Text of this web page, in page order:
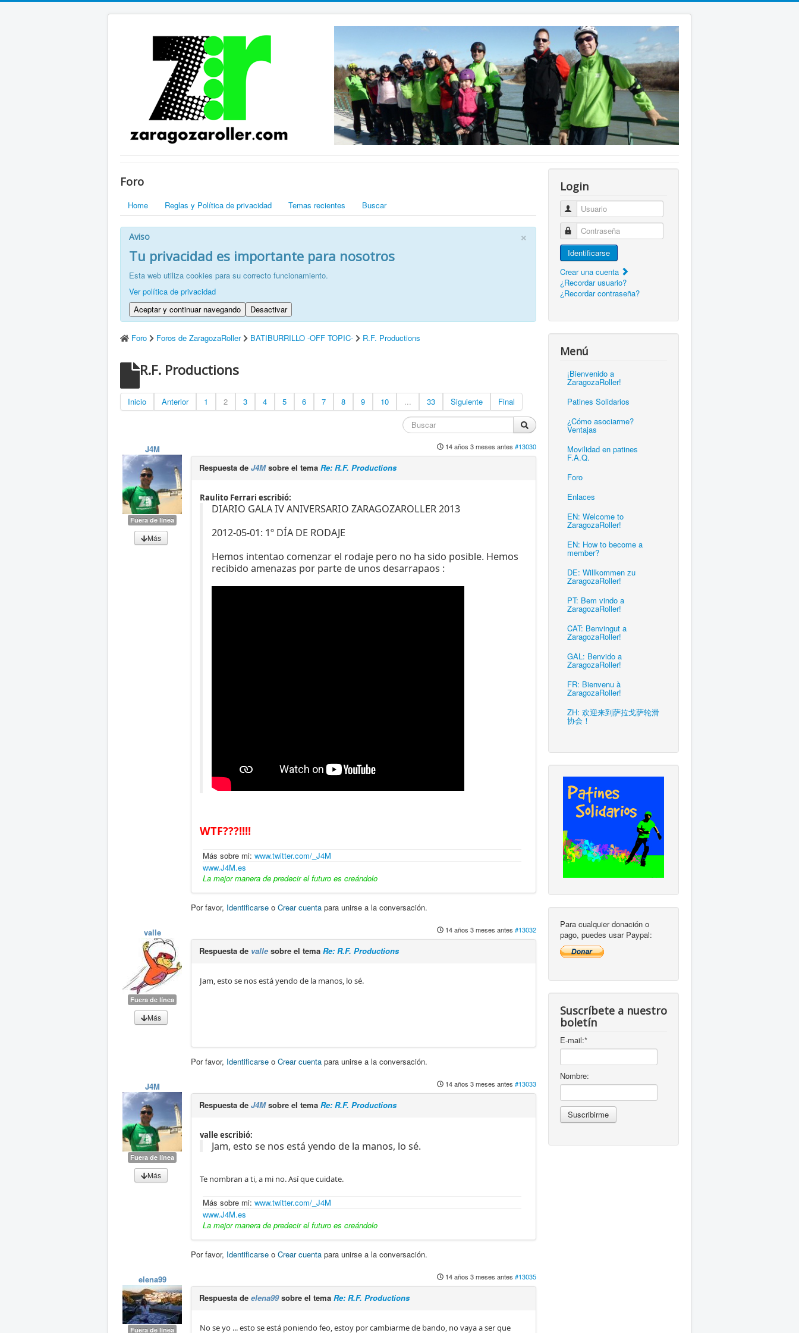
Foro
Home Reglas y Política de privacidad Temas recientes Buscar
×
Aviso
Tu privacidad es importante para nosotros
Esta web utiliza cookies para su correcto funcionamiento.
Ver política de privacidad
Aceptar y continuar navegando
Desactivar
Foro Foros de ZaragozaRoller BATIBURRILLO -OFF TOPIC- R.F. Productions
R.F. Productions
Inicio Anterior 1 2 3 4 5 6 7 8 9 10 ... 33 Siguiente Final
J4M
Fuera de línea
Más
14 años 3 meses antes #13030
Respuesta deJ4Msobre el temaRe: R.F. Productions
Raulito Ferrari escribió:
DIARIO GALA IV ANIVERSARIO ZARAGOZAROLLER 2013
2012-05-01: 1º DÍA DE RODAJE
Hemos intentao comenzar el rodaje pero no ha sido posible. Hemos
recibido amenazas por parte de unos desarrapaos :
WTF???!!!!
Más sobre mi:www.twitter.com/_J4M
www.J4M.es
La mejor manera de predecir el futuro es creándolo
Por favor, Identificarse oCrear cuenta para unirse a la conversación.
valle
Fuera de línea
Más
14 años 3 meses antes #13032
Respuesta de valle sobre el temaRe: R.F. Productions
Jam, esto se nos está yendo de la manos, lo sé.
Por favor, Identificarse oCrear cuenta para unirse a la conversación.
J4M
Fuera de línea
Más
14 años 3 meses antes #13033
Respuesta deJ4Msobre el temaRe: R.F. Productions
valle escribió:
Jam, esto se nos está yendo de la manos, lo sé.
Te nombran a ti, a mi no. Así que cuidate.
Más sobre mi:www.twitter.com/_J4M
www.J4M.es
La mejor manera de predecir el futuro es creándolo
Por favor, Identificarse oCrear cuenta para unirse a la conversación.
elena99
Fuera de línea
14 años 3 meses antes #13035
Respuesta deelena99sobre el temaRe: R.F. Productions
No se yo ... esto se está poniendo feo, estoy por cambiarme de bando, no vaya a ser que
Login
Usuario
Contraseña
Identificarse
Crear una cuenta
¿Recordar usuario?
¿Recordar contraseña?
Menú
¡Bienvenido a
ZaragozaRoller!
Patines Solidarios
¿Cómo asociarme?
Ventajas
Movilidad en patines
F.A.Q.
Foro
Enlaces
EN: Welcome to
ZaragozaRoller!
EN: How to become a
member?
DE: Willkommen zu
ZaragozaRoller!
PT: Bem vindo a
ZaragozaRoller!
CAT: Benvingut a
ZaragozaRoller!
GAL: Benvido a
ZaragozaRoller!
FR: Bienvenu à
ZaragozaRoller!
ZH: 欢迎来到萨拉戈萨轮滑
协会！
Para cualquier donación o
pago, puedes usar Paypal:
Suscríbete a nuestro
boletín
E-mail:*
Nombre: